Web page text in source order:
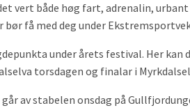
både høg fart, adrenalin,
få med deg under
under årets festival. Her
torsdagen og finalar i
av stabelen onsdag på